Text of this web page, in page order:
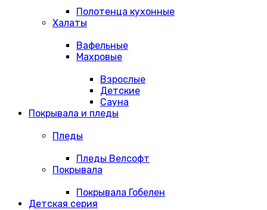
Полотенца кухонные
Халаты
Вафельные
Махровые
Взрослые
Детские
Сауна
Покрывала и пледы
Пледы
Пледы Велсофт
Покрывала
Покрывала Гобелен
Детская серия